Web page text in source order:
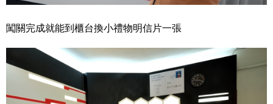
闖關完成就能到櫃台換小禮物明信片一張